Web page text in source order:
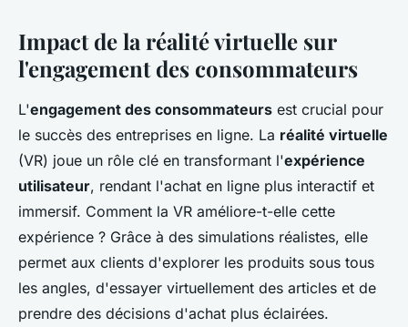
Impact de la réalité virtuelle sur
l'engagement des consommateurs
L'engagement des consommateurs est crucial pour
le succès des entreprises en ligne. La réalité virtuelle
(VR) joue un rôle clé en transformant l'expérience
utilisateur, rendant l'achat en ligne plus interactif et
immersif. Comment la VR améliore-t-elle cette
expérience ? Grâce à des simulations réalistes, elle
permet aux clients d'explorer les produits sous tous
les angles, d'essayer virtuellement des articles et de
prendre des décisions d'achat plus éclairées.